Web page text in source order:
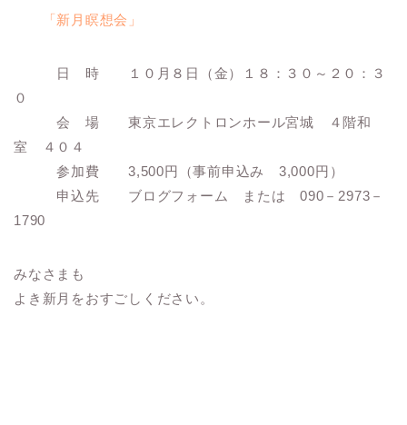
「新月瞑想会」
日 時 １０月８日（金）１８：３０～２０：３
０
会 場 東京エレクトロンホール宮城 ４階和
室 ４０４
参加費 3,500円（事前申込み 3,000円）
申込先 ブログフォーム または 090－2973－
1790
みなさまも
よき新月をおすごしください。